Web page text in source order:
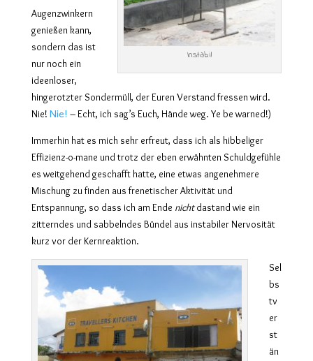
Instabil
Augenzwinkern
genießen kann,
sondern das ist
nur noch ein
ideenloser,
hingerotzter Sondermüll, der Euren Verstand fressen wird.
Nie! Nie! – Echt, ich sag’s Euch, Hände weg. Ye be warned!)
Immerhin hat es mich sehr erfreut, dass ich als hibbeliger
Effizienz-o-mane und trotz der eben erwähnten Schuldgefühle
es weitgehend geschafft hatte, eine etwas angenehmere
Mischung zu finden aus frenetischer Aktivität und
Entspannung, so dass ich am Ende nichtdastand wie ein
zitterndes und sabbelndes Bündel aus instabiler Nervosität
kurz vor der Kernreaktion.
Sel
bs
tv
er
st
än